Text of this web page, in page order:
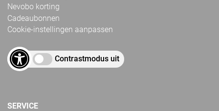
Nevobo korting
Cadeaubonnen
Cookie-instellingen aanpassen
Contrastmodus uit
SERVICE